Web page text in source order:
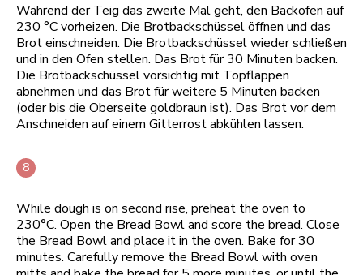
Während der Teig das zweite Mal geht, den Backofen auf
230 °C vorheizen. Die Brotbackschüssel öffnen und das
Brot einschneiden. Die Brotbackschüssel wieder schließen
und in den Ofen stellen. Das Brot für 30 Minuten backen.
Die Brotbackschüssel vorsichtig mit Topflappen
abnehmen und das Brot für weitere 5 Minuten backen
(oder bis die Oberseite goldbraun ist). Das Brot vor dem
Anschneiden auf einem Gitterrost abkühlen lassen.
While dough is on second rise, preheat the oven to
230°C. Open the Bread Bowl and score the bread. Close
the Bread Bowl and place it in the oven. Bake for 30
minutes. Carefully remove the Bread Bowl with oven